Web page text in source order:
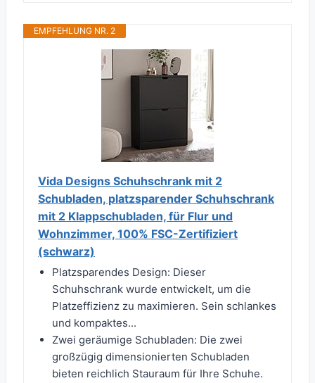
EMPFEHLUNG NR. 2
Vida Designs Schuhschrank mit 2
Schubladen, platzsparender Schuhschrank
mit 2 Klappschubladen, für Flur und
Wohnzimmer, 100% FSC-Zertifiziert
(schwarz)
Platzsparendes Design: Dieser
Schuhschrank wurde entwickelt, um die
Platzeffizienz zu maximieren. Sein schlankes
und kompaktes...
Zwei geräumige Schubladen: Die zwei
großzügig dimensionierten Schubladen
bieten reichlich Stauraum für Ihre Schuhe.